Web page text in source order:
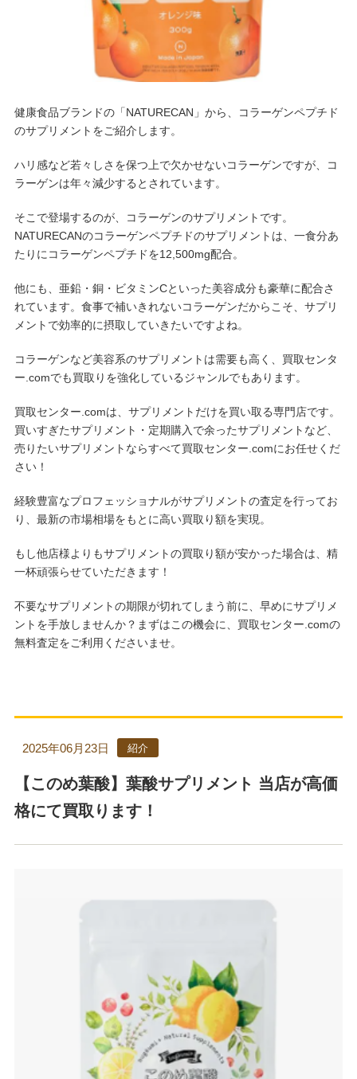
健康食品ブランドの「NATURECAN」から、コラーゲンペプチド
のサプリメントをご紹介します。
ハリ感など若々しさを保つ上で欠かせないコラーゲンですが、コ
ラーゲンは年々減少するとされています。
そこで登場するのが、コラーゲンのサプリメントです。
NATURECANのコラーゲンペプチドのサプリメントは、一食分あ
たりにコラーゲンペプチドを12,500mg配合。
他にも、亜鉛・銅・ビタミンCといった美容成分も豪華に配合さ
れています。食事で補いきれないコラーゲンだからこそ、サプリ
メントで効率的に摂取していきたいですよね。
コラーゲンなど美容系のサプリメントは需要も高く、買取センタ
ー.comでも買取りを強化しているジャンルでもあります。
買取センター.comは、サプリメントだけを買い取る専門店です。
買いすぎたサプリメント・定期購入で余ったサプリメントなど、
売りたいサプリメントならすべて買取センター.comにお任せくだ
さい！
経験豊富なプロフェッショナルがサプリメントの査定を行ってお
り、最新の市場相場をもとに高い買取り額を実現。
もし他店様よりもサプリメントの買取り額が安かった場合は、精
一杯頑張らせていただきます！
不要なサプリメントの期限が切れてしまう前に、早めにサプリメ
ントを手放しませんか？まずはこの機会に、買取センター.comの
無料査定をご利用くださいませ。
【このめ葉酸】葉酸サプリメント 当店が高価
格にて買取ります！
2025年06月23日 紹介